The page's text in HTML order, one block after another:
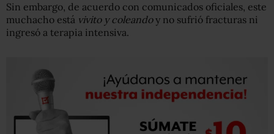
Sin embargo, de acuerdo con comunicados oficiales, este
muchacho está vivito y coleandoy no sufrió fracturas ni
ingresó a terapia intensiva.